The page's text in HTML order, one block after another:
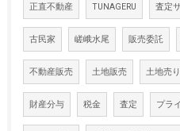
正直不動産 TUNAGERU 査定
古民家 嵯峨水尾 販売委託
不動産販売 土地販売 土地売り
財産分与 税金 査定 プラ